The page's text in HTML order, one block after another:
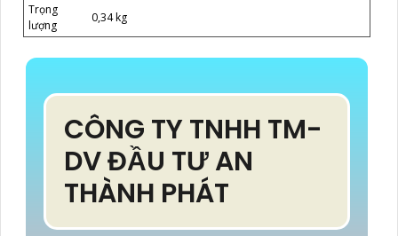
Trọng
lượng
0,34 kg
CÔNG TY TNHH TM-
DV ĐẦU TƯ AN
THÀNH PHÁT